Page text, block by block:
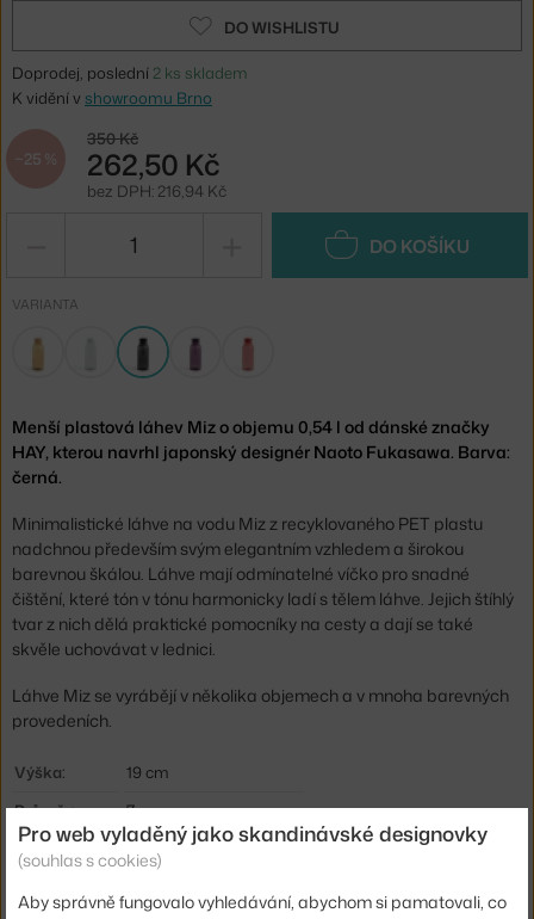
DO WISHLISTU
Doprodej, poslední 2 ks skladem
K vidění v showroomu Brno
−25 %
350 Kč
262,50 Kč
bez DPH: 216,94 Kč
DO KOŠÍKU
VARIANTA
Menší plastová láhev Miz o objemu 0,54 l od dánské značky
HAY, kterou navrhl japonský designér Naoto Fukasawa. Barva:
černá.
Minimalistické láhve na vodu Miz z recyklovaného PET plastu
nadchnou především svým elegantním vzhledem a širokou
barevnou škálou. Láhve mají odmínatelné víčko pro snadné
čištění, které tón v tónu harmonicky ladí s tělem láhve. Jejich štíhlý
tvar z nich dělá praktické pomocníky na cesty a dají se také
skvěle uchovávat v lednici.
Láhve Miz se vyrábějí v několika objemech a v mnoha barevných
provedeních.
Výška:
19 cm
Průměr:
7 cm
Objem:
0,54 l
Pro web vyladěný jako skandinávské designovky
(souhlas s cookies)
Aby správně fungovalo vyhledávání, abychom si pamatovali, co